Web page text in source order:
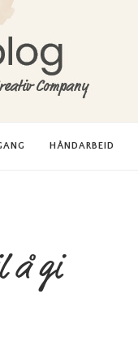
HÅNDARBEID
å gi